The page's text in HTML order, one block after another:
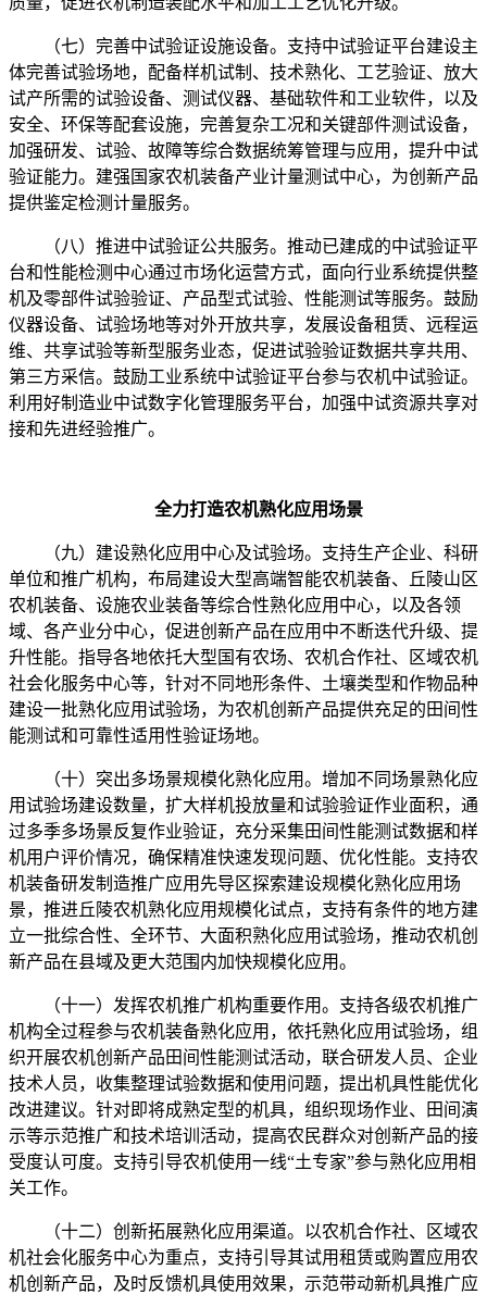
（七）完善中试验证设施设备。支持中试验证平台建设主
体完善试验场地，配备样机试制、技术熟化、工艺验证、放大
试产所需的试验设备、测试仪器、基础软件和工业软件，以及
安全、环保等配套设施，完善复杂工况和关键部件测试设备，
加强研发、试验、故障等综合数据统筹管理与应用，提升中试
验证能力。建强国家农机装备产业计量测试中心，为创新产品
提供鉴定检测计量服务。
（八）推进中试验证公共服务。推动已建成的中试验证平
台和性能检测中心通过市场化运营方式，面向行业系统提供整
机及零部件试验验证、产品型式试验、性能测试等服务。鼓励
仪器设备、试验场地等对外开放共享，发展设备租赁、远程运
维、共享试验等新型服务业态，促进试验验证数据共享共用、
第三方采信。鼓励工业系统中试验证平台参与农机中试验证。
利用好制造业中试数字化管理服务平台，加强中试资源共享对
接和先进经验推广。
全力打造农机熟化应用场景
（九）建设熟化应用中心及试验场。支持生产企业、科研
单位和推广机构，布局建设大型高端智能农机装备、丘陵山区
农机装备、设施农业装备等综合性熟化应用中心，以及各领
域、各产业分中心，促进创新产品在应用中不断迭代升级、提
升性能。指导各地依托大型国有农场、农机合作社、区域农机
社会化服务中心等，针对不同地形条件、土壤类型和作物品种
建设一批熟化应用试验场，为农机创新产品提供充足的田间性
能测试和可靠性适用性验证场地。
（十）突出多场景规模化熟化应用。增加不同场景熟化应
用试验场建设数量，扩大样机投放量和试验验证作业面积，通
过多季多场景反复作业验证，充分采集田间性能测试数据和样
机用户评价情况，确保精准快速发现问题、优化性能。支持农
机装备研发制造推广应用先导区探索建设规模化熟化应用场
景，推进丘陵农机熟化应用规模化试点，支持有条件的地方建
立一批综合性、全环节、大面积熟化应用试验场，推动农机创
新产品在县域及更大范围内加快规模化应用。
（十一）发挥农机推广机构重要作用。支持各级农机推广
机构全过程参与农机装备熟化应用，依托熟化应用试验场，组
织开展农机创新产品田间性能测试活动，联合研发人员、企业
技术人员，收集整理试验数据和使用问题，提出机具性能优化
改进建议。针对即将成熟定型的机具，组织现场作业、田间演
示等示范推广和技术培训活动，提高农民群众对创新产品的接
受度认可度。支持引导农机使用一线“土专家”参与熟化应用相
关工作。
（十二）创新拓展熟化应用渠道。以农机合作社、区域农
机社会化服务中心为重点，支持引导其试用租赁或购置应用农
机创新产品，及时反馈机具使用效果，示范带动新机具推广应